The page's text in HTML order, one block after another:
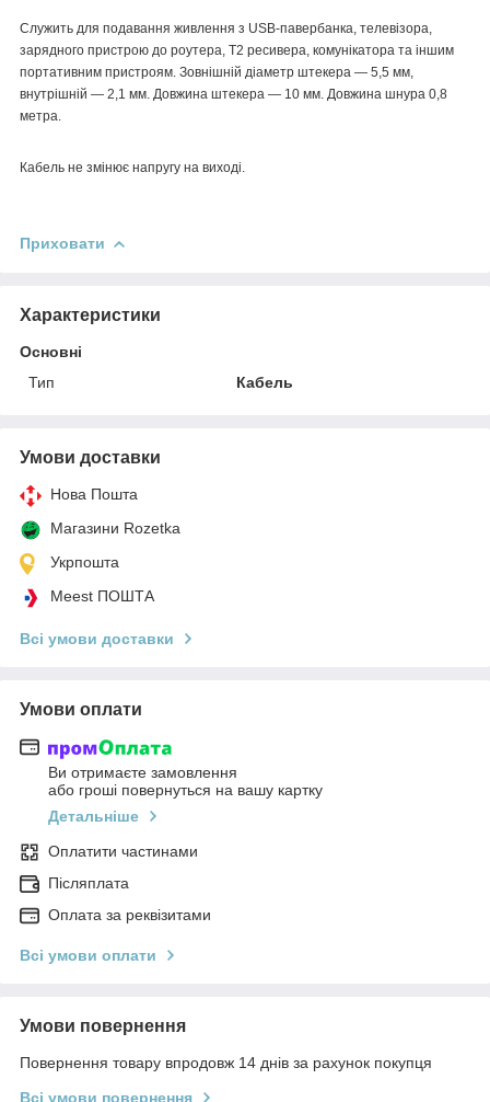
Служить для подавання живлення з USB-павербанка, телевізора,
зарядного пристрою до роутера, T2 ресивера, комунікатора та іншим
портативним пристроям. Зовнішній діаметр штекера — 5,5 мм,
внутрішній — 2,1 мм. Довжина штекера — 10 мм. Довжина шнура 0,8
метра.
Кабель не змінює напругу на виході.
Приховати
Характеристики
Основні
Тип
Кабель
Умови доставки
Нова Пошта
Магазини Rozetka
Укрпошта
Meest ПОШТА
Всі умови доставки
Умови оплати
Ви отримаєте замовлення
або гроші повернуться на вашу картку
Детальніше
Оплатити частинами
Післяплата
Оплата за реквізитами
Всі умови оплати
Умови повернення
Повернення товару впродовж 14 днів за рахунок покупця
Всі умови повернення